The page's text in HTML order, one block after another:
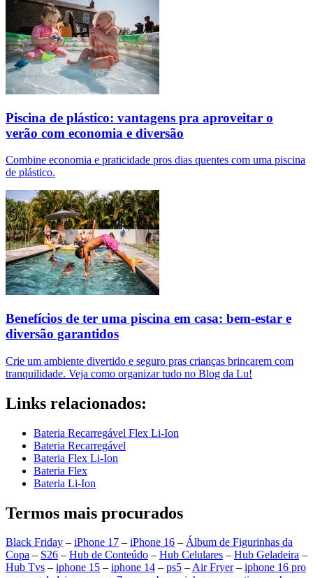
Piscina de plástico: vantagens pra aproveitar o
verão com economia e diversão
Combine economia e praticidade pros dias quentes com uma piscina
de plástico.
Benefícios de ter uma piscina em casa: bem-estar e
diversão garantidos
Crie um ambiente divertido e seguro pras crianças brincarem com
tranquilidade. Veja como organizar tudo no Blog da Lu!
Links relacionados:
Bateria Recarregável Flex Li-Ion
Bateria Recarregável
Bateria Flex Li-Ion
Bateria Flex
Bateria Li-Ion
Termos mais procurados
Black Friday – iPhone 17 – iPhone 16 – Álbum de Figurinhas da
Copa – S26 – Hub de Conteúdo – Hub Celulares – Hub Geladeira –
Hub Tvs – iphone 15 – iphone 14 – ps5 –Air Fryer– iphone 16 pro